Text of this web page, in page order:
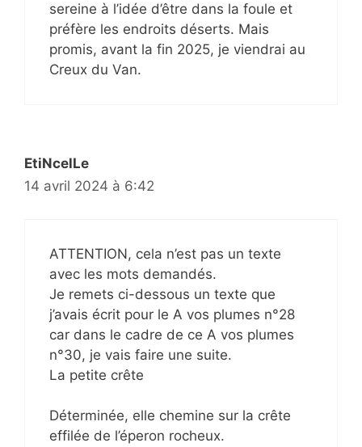
sereine à l’idée d’être dans la foule et
préfère les endroits déserts. Mais
promis, avant la fin 2025, je viendrai au
Creux du Van.
EtiNcelLe
14 avril 2024 à 6:42
ATTENTION, cela n’est pas un texte
avec les mots demandés.
Je remets ci-dessous un texte que
j’avais écrit pour le A vos plumes n°28
car dans le cadre de ce A vos plumes
n°30, je vais faire une suite.
La petite crête
Déterminée, elle chemine sur la crête
effilée de l’éperon rocheux.